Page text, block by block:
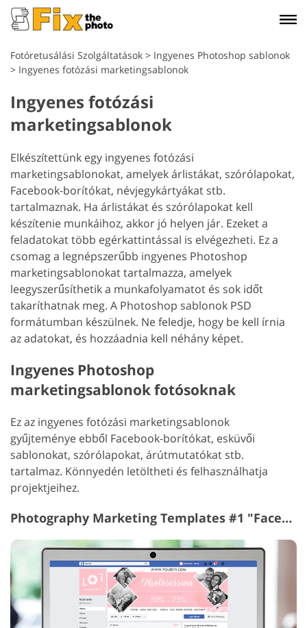
Fotóretusálási Szolgáltatások > Ingyenes Photoshop sablonok
> Ingyenes fotózási marketingsablonok
Ingyenes fotózási
marketingsablonok
Elkészítettünk egy ingyenes fotózási
marketingsablonokat, amelyek árlistákat, szórólapokat,
Facebook-borítókat, névjegykártyákat stb.
tartalmaznak. Ha árlistákat és szórólapokat kell
készítenie munkáihoz, akkor jó helyen jár. Ezeket a
feladatokat több egérkattintással is elvégezheti. Ez a
csomag a legnépszerűbb ingyenes Photoshop
marketingsablonokat tartalmazza, amelyek
leegyszerűsíthetik a munkafolyamatot és sok időt
takaríthatnak meg. A Photoshop sablonok PSD
formátumban készülnek. Ne feledje, hogy be kell írnia
az adatokat, és hozzáadnia kell néhány képet.
Ingyenes Photoshop
marketingsablonok fotósoknak
Ez az ingyenes fotózási marketingsablonok
gyűjteménye ebből Facebook-borítókat, esküvői
sablonokat, szórólapokat, árútmutatókat stb.
tartalmaz. Könnyedén letöltheti és felhasználhatja
projektjeihez.
Photography Marketing Templates #1 "Facebook Covers"